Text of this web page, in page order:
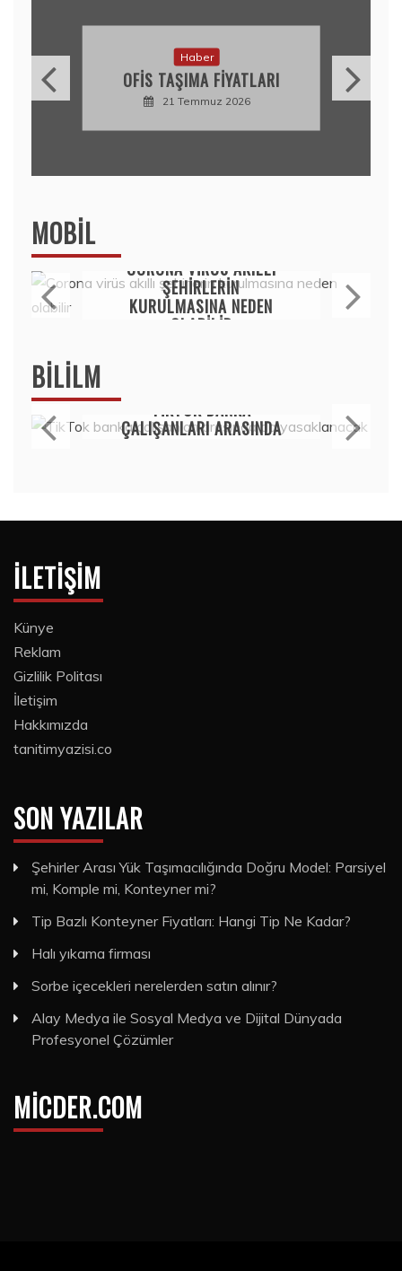
OFIS TAŞIMA FIYATLARI
21 Temmuz 2026
MOBIL
CORONA VIRÜS AKILLI
ŞEHIRLERIN
KURULMASINA NEDEN
OLABILIR
BILILM
TIKTOK BANKA
ÇALIŞANLARI ARASINDA
DA YASAKLANACAK
İLETIŞIM
Künye
Reklam
Gizlilik Politası
İletişim
Hakkımızda
tanitimyazisi.co
SON YAZILAR
Şehirler Arası Yük Taşımacılığında Doğru Model: Parsiyel
mi, Komple mi, Konteyner mi?
Tip Bazlı Konteyner Fiyatları: Hangi Tip Ne Kadar?
Halı yıkama firması
Sorbe içecekleri nerelerden satın alınır?
Alay Medya ile Sosyal Medya ve Dijital Dünyada
Profesyonel Çözümler
MICDER.COM